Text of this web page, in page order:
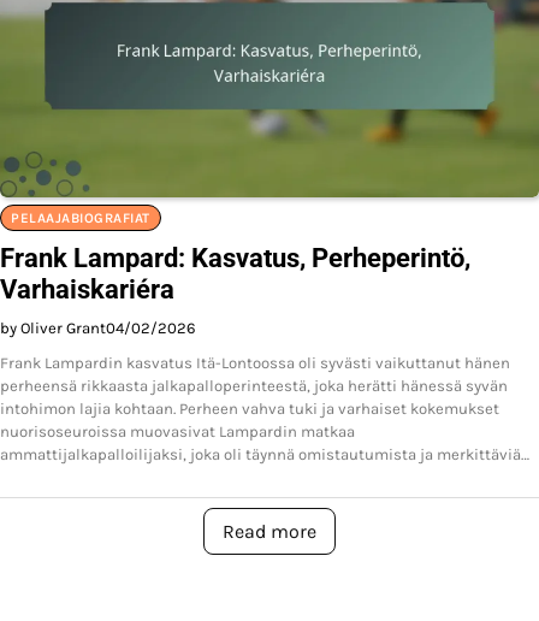
PELAAJABIOGRAFIAT
Frank Lampard: Kasvatus, Perheperintö,
Varhaiskariéra
by Oliver Grant04/02/2026
Frank Lampardin kasvatus Itä-Lontoossa oli syvästi vaikuttanut hänen
perheensä rikkaasta jalkapalloperinteestä, joka herätti hänessä syvän
intohimon lajia kohtaan. Perheen vahva tuki ja varhaiset kokemukset
nuorisoseuroissa muovasivat Lampardin matkaa
ammattijalkapalloilijaksi, joka oli täynnä omistautumista ja merkittäviä…
Read more